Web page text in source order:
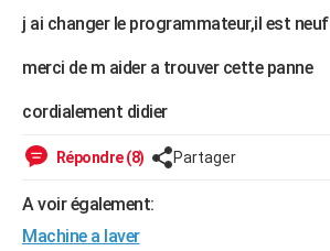
Guides de France
Escapades
Patrimoine
Expositions
Musées
Week-end nature
+
Destinations
City break
Voyage nature
Voyage de noces
Forum
Climat
j ai changer le programmateur,il est neuf
merci de m aider a trouver cette panne
cordialement didier
Répondre (8) Partager
A voir également:
Machine a laver